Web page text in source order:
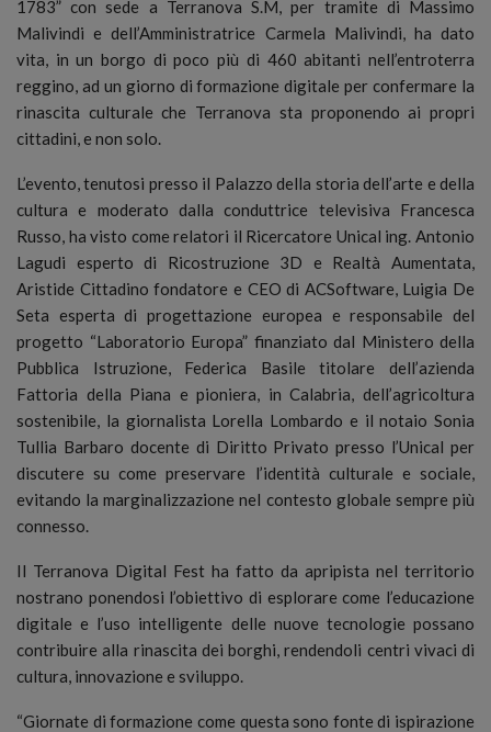
1783” con sede a Terranova S.M, per tramite di Massimo
Malivindi e dell’Amministratrice Carmela Malivindi, ha dato
vita, in un borgo di poco più di 460 abitanti nell’entroterra
reggino, ad un giorno di formazione digitale per confermare la
rinascita culturale che Terranova sta proponendo ai propri
cittadini, e non solo.
L’evento, tenutosi presso il Palazzo della storia dell’arte e della
cultura e moderato dalla conduttrice televisiva Francesca
Russo, ha visto come relatori il Ricercatore Unical ing. Antonio
Lagudi esperto di Ricostruzione 3D e Realtà Aumentata,
Aristide Cittadino fondatore e CEO di ACSoftware, Luigia De
Seta esperta di progettazione europea e responsabile del
progetto “Laboratorio Europa” finanziato dal Ministero della
Pubblica Istruzione, Federica Basile titolare dell’azienda
Fattoria della Piana e pioniera, in Calabria, dell’agricoltura
sostenibile, la giornalista Lorella Lombardo e il notaio Sonia
Tullia Barbaro docente di Diritto Privato presso l’Unical per
discutere su come preservare l’identità culturale e sociale,
evitando la marginalizzazione nel contesto globale sempre più
connesso.
Il Terranova Digital Fest ha fatto da apripista nel territorio
nostrano ponendosi l’obiettivo di esplorare come l’educazione
digitale e l’uso intelligente delle nuove tecnologie possano
contribuire alla rinascita dei borghi, rendendoli centri vivaci di
cultura, innovazione e sviluppo.
“Giornate di formazione come questa sono fonte di ispirazione